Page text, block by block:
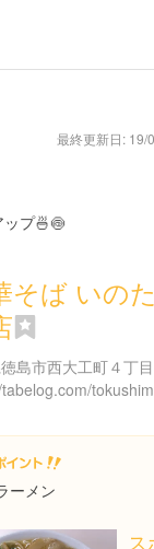
最終更新日: 19/
プ🍜🍥
そば いの
ーメン